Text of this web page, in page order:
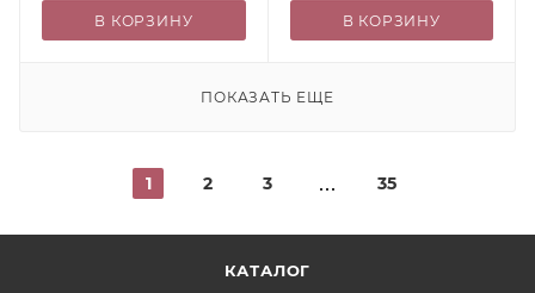
В КОРЗИНУ В КОРЗИНУ
ПОКАЗАТЬ ЕЩЕ
1 2 3 35
КАТАЛОГ